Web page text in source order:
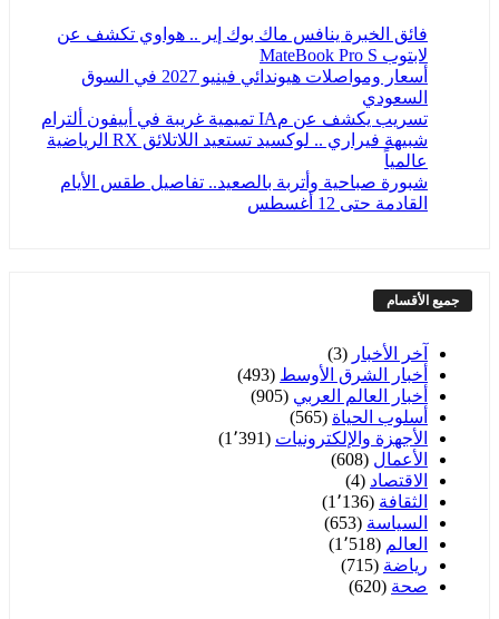
فائق الخبرة ينافس ماك بوك إير .. هواوي تكشف عن
لابتوب MateBook Pro S
أسعار ومواصلات هيوندائي فينيو 2027 في السوق
السعودي
تسريب يكشف عن مIA تميمية غريبة في أييفون ألترام
شبيهة فيراري .. لوكسيد تستعيد اللاتلائق RX الرياضية
عالمياً
شبورة صباحية وأتربة بالصعيد.. تفاصيل طقس الأيام
القادمة حتى 12 أغسطس
جميع الأقسام
آخر الأخبار (3)
أخبار الشرق الأوسط (493)
أخبار العالم العربي (905)
أسلوب الحياة (565)
الأجهزة والإلكترونيات (1٬391)
الأعمال (608)
الاقتصاد (4)
الثقافة (1٬136)
السياسة (653)
العالم (1٬518)
رياضة (715)
صحة (620)